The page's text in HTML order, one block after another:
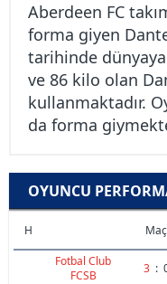
Aberdeen FC
forma giyen
tarihinde
ve 86 kilo olan
kullanmaktadır.
da forma
OYUNCU
H Maç
Fotbal Club
FCSB
3 :